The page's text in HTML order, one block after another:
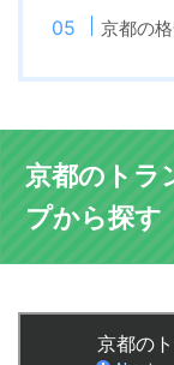
京都の
京都のトラ
プから探す